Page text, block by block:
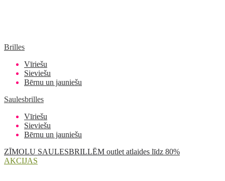
Brilles
Vīriešu
Sieviešu
Bērnu un jauniešu
Saulesbrilles
Vīriešu
Sieviešu
Bērnu un jauniešu
ZĪMOLU SAULESBRILLĒM outlet atlaides līdz 80%
AKCIJAS